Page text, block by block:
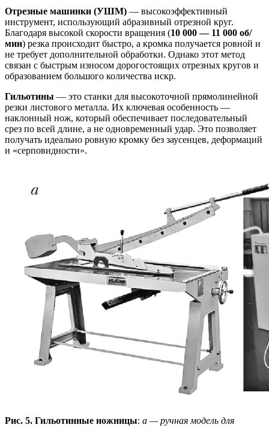
Отрезные машинки (УШМ) — высокоэффективный
инструмент, использующий абразивный отрезной круг.
Благодаря высокой скорости вращения (10 000 — 11 000 об/
мин) резка происходит быстро, а кромка получается ровной и
не требует дополнительной обработки. Однако этот метод
связан с быстрым износом дорогостоящих отрезных кругов и
образованием большого количества искр.
Гильотины — это станки для высокоточной прямолинейной
резки листового металла. Их ключевая особенность —
наклонный нож, который обеспечивает последовательный
срез по всей длине, а не одновременный удар. Это позволяет
получать идеально ровную кромку без заусенцев, деформаций
и «серповидности».
Рис. 5. Гильотинные ножницы: а — ручная модель для